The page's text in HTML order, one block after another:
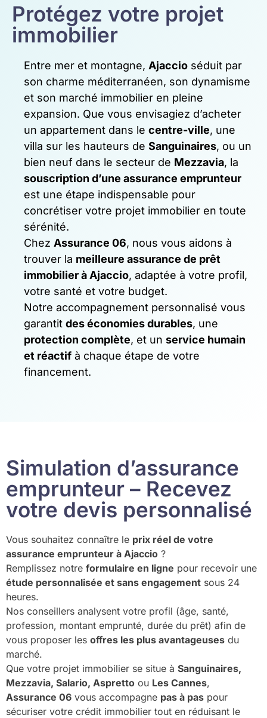
Protégez votre projet
immobilier
Entre mer et montagne, Ajaccio séduit par
son charme méditerranéen, son dynamisme
et son marché immobilier en pleine
expansion. Que vous envisagiez d’acheter
un appartement dans lecentre-ville, une
villa sur les hauteurs deSanguinaires, ou un
bien neuf dans le secteur de Mezzavia, la
souscription d’une assurance emprunteur
est une étape indispensable pour
concrétiser votre projet immobilier en toute
sérénité.
Chez Assurance 06, nous vous aidons à
trouver la meilleure assurance de prêt
immobilier à Ajaccio, adaptée à votre profil,
votre santé et votre budget.
Notre accompagnement personnalisé vous
garantitdes économies durables, une
protection complète, et unservice humain
et réactif à chaque étape de votre
financement.
Simulation d’assurance
emprunteur – Recevez
votre devis personnalisé
Vous souhaitez connaître le prix réel de votre
assurance emprunteur à Ajaccio ?
Remplissez notre formulaire en ligne pour recevoir une
étude personnalisée et sans engagement sous 24
heures.
Nos conseillers analysent votre profil (âge, santé,
profession, montant emprunté, durée du prêt) afin de
vous proposer les offres les plus avantageuses du
marché.
Que votre projet immobilier se situe à Sanguinaires,
Mezzavia, Salario, Aspretto ou Les Cannes,
Assurance 06 vous accompagne pas à pas pour
sécuriser votre crédit immobilier tout en réduisant le